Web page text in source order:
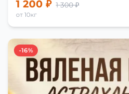
1 200 ₽ 1 300 ₽
от 10кг
-16%